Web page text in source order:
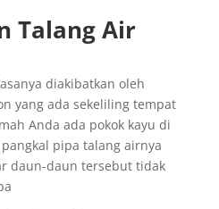
Talang Air
diakibatkan oleh
yang ada sekeliling tempat
Anda ada pokok kayu di
pipa talang airnya
daun-daun tersebut tidak